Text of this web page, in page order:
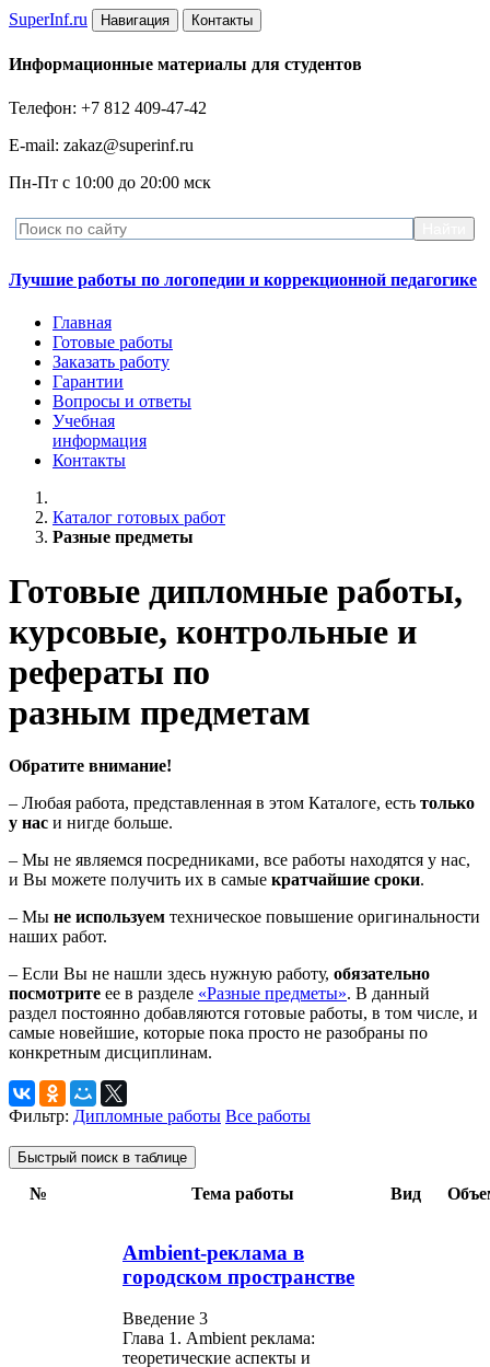
SuperInf.ru Навигация Контакты
Информационные материалы для студентов
Телефон: +7 812 409-47-42
E-mail: zakaz@superinf.ru
Пн-Пт с 10:00 до 20:00 мск
Лучшие работы по логопедии и коррекционной педагогике
Главная
Готовые работы
Заказать работу
Гарантии
Вопросы и ответы
Учебная
информация
Контакты
Каталог готовых работ
Разные предметы
Готовые дипломные работы,
курсовые, контрольные и
рефераты по
разным предметам
Обратите внимание!
– Любая работа, представленная в этом Каталоге, есть только
у нас и нигде больше.
– Мы не являемся посредниками, все работы находятся у нас,
и Вы можете получить их в самые кратчайшие сроки.
– Мы не используем техническое повышение оригинальности
наших работ.
– Если Вы не нашли здесь нужную работу, обязательно
посмотрите ее в разделе «Разные предметы». В данный
раздел постоянно добавляются готовые работы, в том числе, и
самые новейшие, которые пока просто не разобраны по
конкретным дисциплинам.
Фильтр: Дипломные работы Все работы
Быстрый поиск в таблице
№ Тема работы Вид
Ambient-реклама в
городском пространстве
Введение 3
Глава 1. Ambient реклама:
теоретические аспекты и